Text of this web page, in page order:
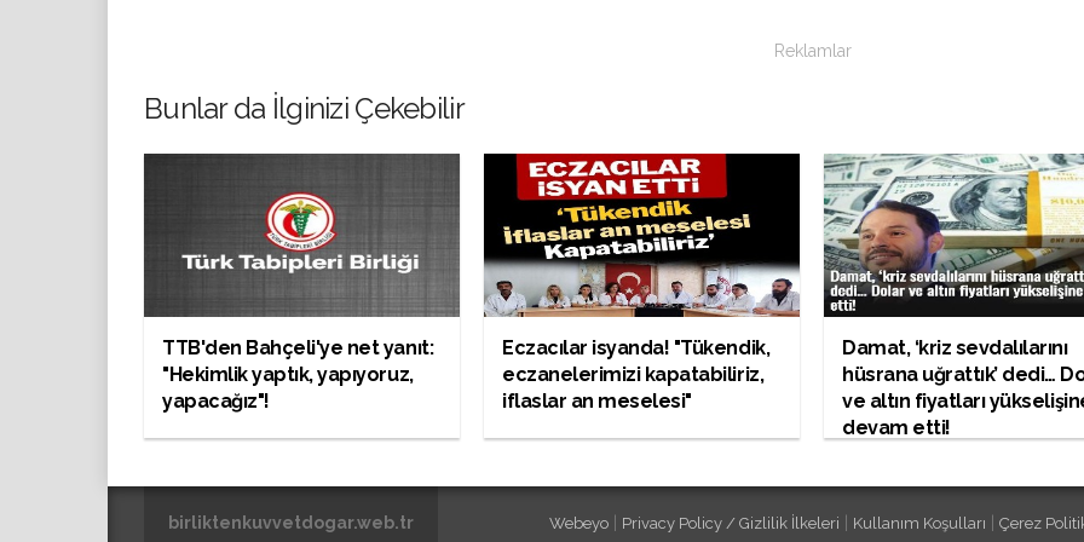
Reklamlar
Bunlar da İlginizi Çekebilir
TTB'den Bahçeli'ye net yanıt:
"Hekimlik yaptık, yapıyoruz,
yapacağız"!
Eczacılar isyanda! "Tükendik,
eczanelerimizi kapatabiliriz,
iflaslar an meselesi"
Damat, ‘kriz sevdalılarını
hüsrana uğrattık’ dedi…
ve altın fiyatları
devam etti!
birliktenkuvvetdogar.web.tr Webeyo| Privacy Policy / Gizlilik İlkeleri Kullanım Koşulları Çerez